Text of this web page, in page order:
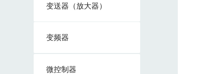
变送器（放大器）
变频器
微控制器